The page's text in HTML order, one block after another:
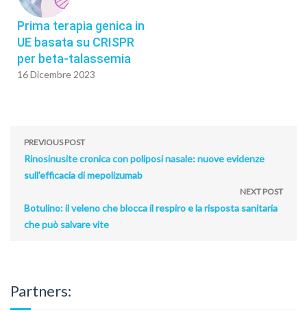
Prima terapia genica in
UE basata su CRISPR
per beta-talassemia
16 Dicembre 2023
PREVIOUS POST
Rinosinusite cronica con poliposi nasale: nuove evidenze
sull’efficacia di mepolizumab
NEXT POST
Botulino: il veleno che blocca il respiro e la risposta sanitaria
che può salvare vite
Partners: